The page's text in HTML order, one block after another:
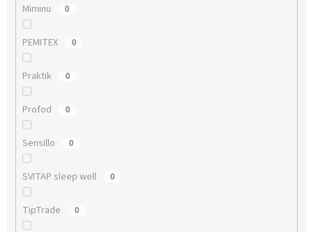
Miminu 0
PEMITEX 0
Praktik 0
Profod 0
Sensillo 0
SVITAP sleep well 0
TipTrade 0